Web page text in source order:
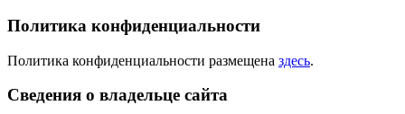
Политика конфиденциальности
Политика конфиденциальности размещена здесь.
Сведения о владельце сайта